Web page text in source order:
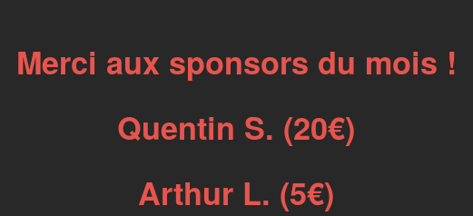
Merci aux sponsors du mois !
Quentin S. (20€)
Arthur L. (5€)